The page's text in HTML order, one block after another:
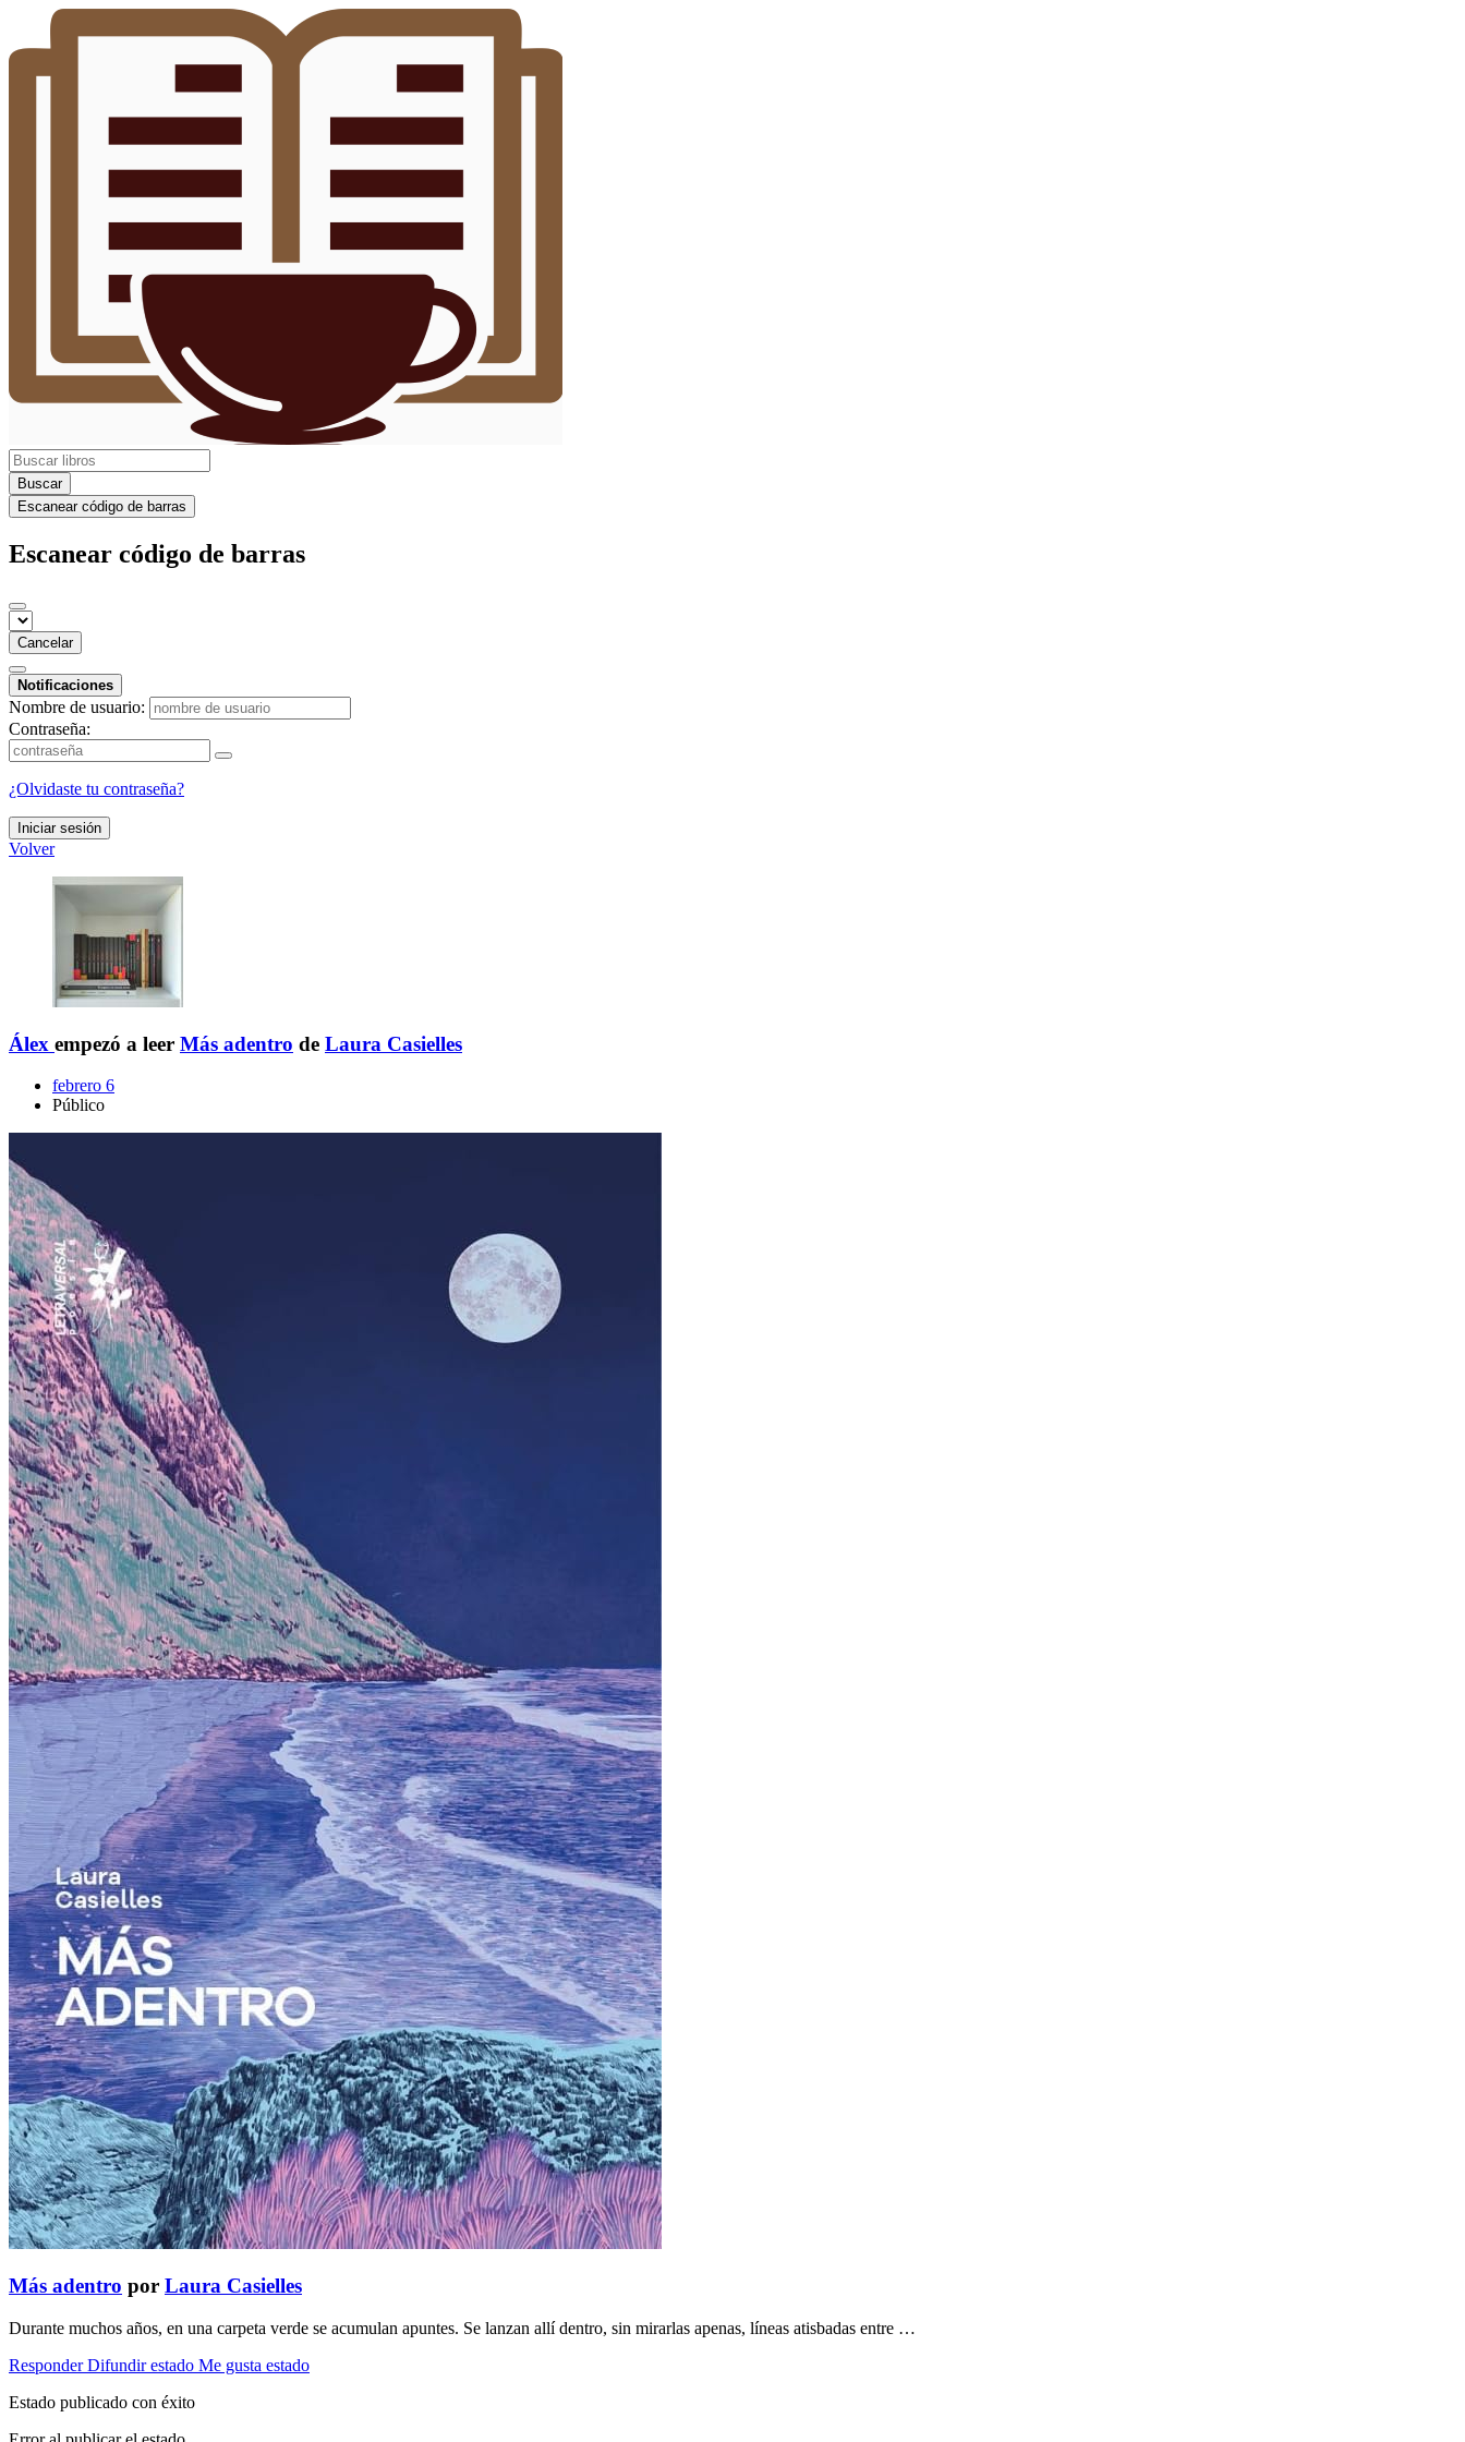
Buscar
Escanear código de barras
Escanear código de barras
Cancelar
Notificaciones
Nombre de usuario:
Contraseña:
¿Olvidaste tu contraseña?
Iniciar sesión
Volver
Álex empezó a leer Más adentro de Laura Casielles
febrero 6
Público
Más adentro por Laura Casielles
Durante muchos años, en una carpeta verde se acumulan apuntes. Se lanzan allí dentro, sin mirarlas apenas, líneas atisbadas entre …
Responder Difundir estado Me gusta estado
Estado publicado con éxito